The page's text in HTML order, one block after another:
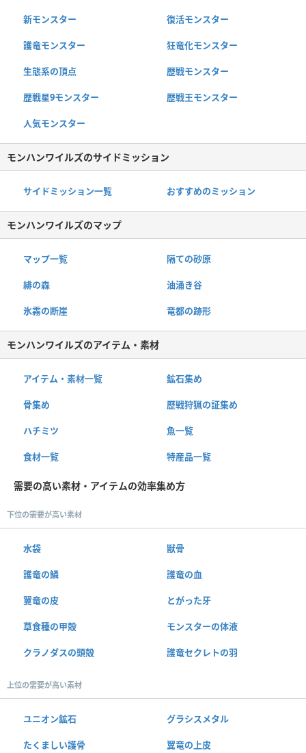
新モンスター 復活モンスター
護竜モンスター 狂竜化モンスター
生態系の頂点 歴戦モンスター
歴戦星9モンスター 歴戦王モンスター
人気モンスター
モンハンワイルズのサイドミッション
サイドミッション一覧 おすすめのミッション
モンハンワイルズのマップ
マップ一覧 隔ての砂原
緋の森 油涌き谷
氷霧の断崖 竜都の跡形
モンハンワイルズのアイテム・素材
アイテム・素材一覧 鉱石集め
骨集め 歴戦狩猟の証集め
ハチミツ 魚一覧
食材一覧 特産品一覧
需要の高い素材・アイテムの効率集め方
下位の需要が高い素材
水袋 獣骨
護竜の鱗 護竜の血
翼竜の皮 とがった牙
草食種の甲殻 モンスターの体液
クラノダスの頭殻 護竜セクレトの羽
上位の需要が高い素材
ユニオン鉱石 グラシスメタル
たくましい護骨 翼竜の上皮